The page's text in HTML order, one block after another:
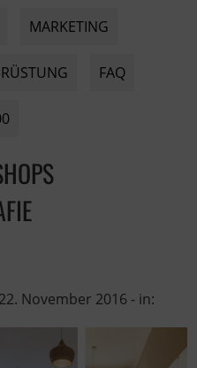
MARKETING
FAQ
22. November 2016 - in: